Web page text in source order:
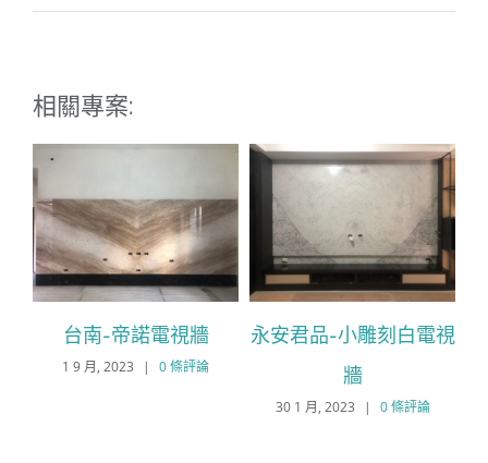
相關專案:
台南-帝諾電視牆
1 9 月, 2023 | 0 條評論
永安君品-小雕刻白電視
牆
30 1 月, 2023 | 0 條評論